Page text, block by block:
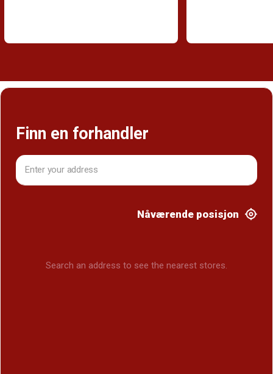
Finn en forhandler
Nåværende posisjon
Search an address to see the nearest stores.